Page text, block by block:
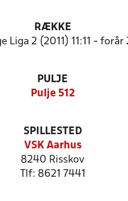
RÆKKE
Liga 2 (2011) 11:11 -
PULJE
Pulje 512
SPILLESTED
VSK Aarhus
8240 Risskov
Tlf: 8621 7441